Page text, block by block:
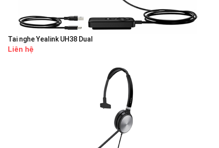
Tai nghe Yealink UH38 Dual
Liên hệ